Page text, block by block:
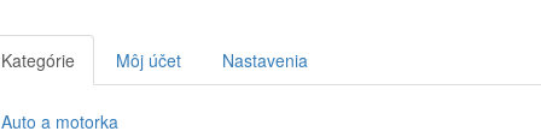
Kategórie Môj účet Nastavenia
Auto a motorka